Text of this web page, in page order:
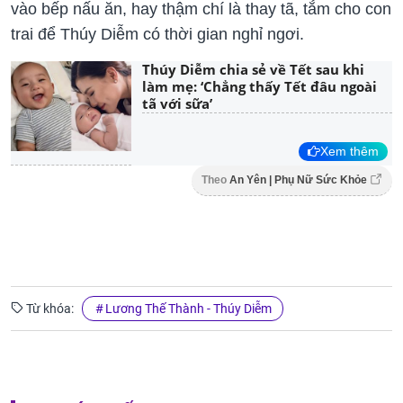
vào bếp nấu ăn, hay thậm chí là thay tã, tắm cho con
trai để Thúy Diễm có thời gian nghỉ ngơi.
Thúy Diễm chia sẻ về Tết sau khi
làm mẹ: ‘Chẳng thấy Tết đâu ngoài
tã với sữa’
Xem thêm
Theo An Yên | Phụ Nữ Sức Khỏe
Từ khóa: Lương Thế Thành - Thúy Diễm